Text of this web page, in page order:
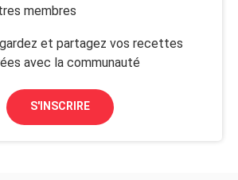
membres
et partagez vos recettes
avec la communauté
S'INSCRIRE